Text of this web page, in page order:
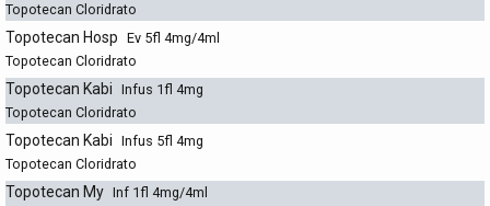
Topotecan Cloridrato
Topotecan Hosp Ev 5fl 4mg/4ml
Topotecan Cloridrato
Topotecan Kabi Infus 1fl 4mg
Topotecan Cloridrato
Topotecan Kabi Infus 5fl 4mg
Topotecan Cloridrato
Topotecan My Inf 1fl 4mg/4ml